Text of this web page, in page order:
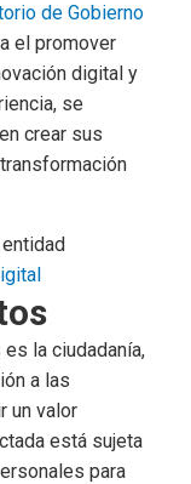
de Gobierno
el promover
digital y
se
crear sus
la ciudadanía,
a las
un valor
está sujeta
para